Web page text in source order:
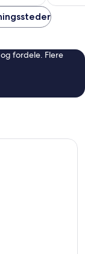
fordele. Flere